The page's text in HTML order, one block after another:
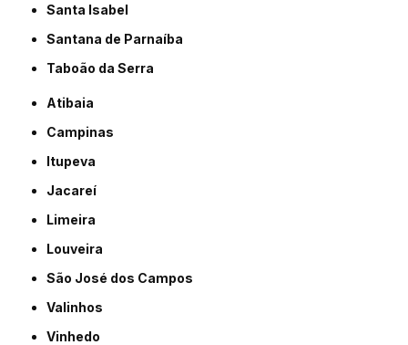
Santa Isabel
Santana de Parnaíba
Taboão da Serra
Atibaia
Campinas
Itupeva
Jacareí
Limeira
Louveira
São José dos Campos
Valinhos
Vinhedo